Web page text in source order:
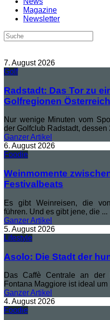
Magazine
Newsletter
7. August 2026
Golf
Radstadt: Das Tor zu
Golfregionen
Nur wenige Minuten vom
der Golfclub Radstadt, dessen
GanzerArtikel
6. August 2026
Foodie
Weinmomente
Festivalbeats
Es gibt Weinreisen, die
führen. Und es gibt jene, die ...
GanzerArtikel
5. August 2026
Lifestyle
Asolo: Die Stadt der
Das Caffè Centrale an der
Fontana Maggiore ist ideal um
GanzerArtikel
4. August 2026
Foodie